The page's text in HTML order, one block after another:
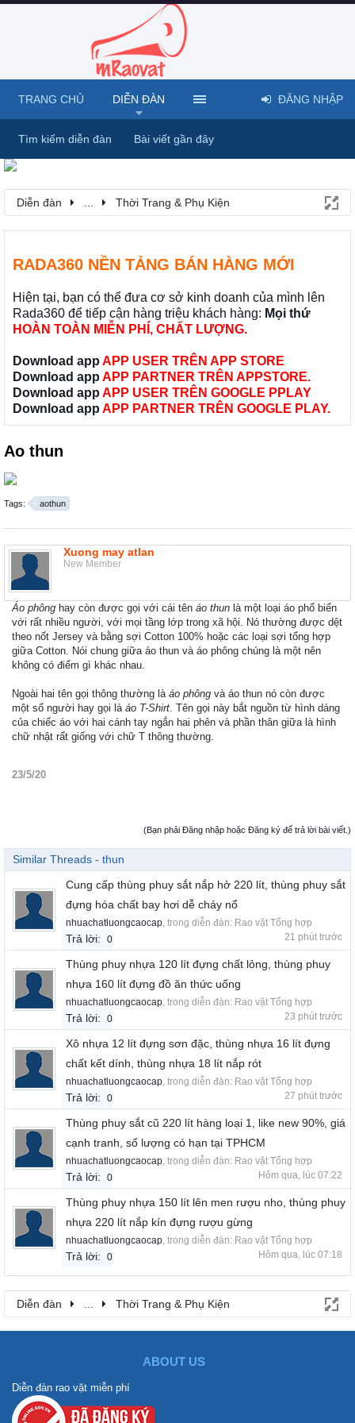
Diễn đàn Thời Trang & Phụ Kiện
RADA360 NỀN TẢNG BÁN HÀNG MỚI
Hiện tại, bạn có thể đưa cơ sở kinh doanh của mình lên
Rada360 để tiếp cận hàng triệu khách hàng: Mọi thứ
HOÀN TOÀN MIỄN PHÍ, CHẤT LƯỢNG.
Download app APP USER TRÊN APP STORE
Download app APP PARTNER TRÊN APPSTORE.
Download app APP USER TRÊN GOOGLE PPLAY
Download app APP PARTNER TRÊN GOOGLE PLAY.
Ao thun
Tags: aothun
Xuong may atlan
New Member
Áo phông hay còn được gọi với cái tên áo thun là một loại áo phổ biến
với rất nhiều người, với mọi tầng lớp trong xã hội. Nó thường được dệt
theo nốt Jersey và bằng sợi Cotton 100% hoặc các loại sợi tổng hợp
giữa Cotton. Nói chung giữa áo thun và áo phông chúng là một nên
không có điểm gì khác nhau.
Ngoài hai tên gọi thông thường là áo phông và áo thun nó còn được
một số người hay gọi là áo T-Shirt. Tên gọi này bắt nguồn từ hình dáng
của chiếc áo với hai cánh tay ngắn hai phên và phần thân giữa là hình
chữ nhật rất giống với chữ T thông thường.
23/5/20
(Bạn phải Đăng nhập hoặc Đăng ký để trả lời bài viết.)
Similar Threads - thun
Cung cấp thùng phuy sắt nắp hở 220 lít, thùng phuy sắt
đựng hóa chất bay hơi dễ cháy nổ
nhuachatluongcaocap, trong diễn đàn: Rao vặt Tổng hợp
Trả lời: 0 21 phút trước
Thùng phuy nhựa 120 lít đựng chất lỏng, thùng phuy
nhựa 160 lít đựng đồ ăn thức uống
nhuachatluongcaocap, trong diễn đàn: Rao vặt Tổng hợp
Trả lời: 0 23 phút trước
Xô nhựa 12 lít đựng sơn đặc, thùng nhựa 16 lít đựng
chất kết dính, thùng nhựa 18 lít nắp rót
nhuachatluongcaocap, trong diễn đàn: Rao vặt Tổng hợp
Trả lời: 0 27 phút trước
Thùng phuy sắt cũ 220 lít hàng loại 1, like new 90%, giá
cạnh tranh, số lượng có hạn tại TPHCM
nhuachatluongcaocap, trong diễn đàn: Rao vặt Tổng hợp
Trả lời: 0 Hôm qua, lúc 07:22
Thùng phuy nhựa 150 lít lên men rượu nho, thùng phuy
nhựa 220 lít nắp kín đựng rượu gừng
nhuachatluongcaocap, trong diễn đàn: Rao vặt Tổng hợp
Trả lời: 0 Hôm qua, lúc 07:18
Diễn đàn ... Thời Trang & Phụ Kiện
TRANG CHỦ DIỄN ĐÀN
Tìm kiếm diễn đàn Bài viết gần đây
ĐĂNG NHẬP
ABOUT US
Diễn đàn rao vặt miễn phí